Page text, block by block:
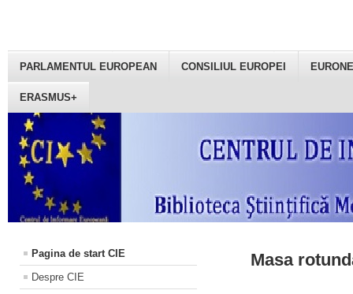
PARLAMENTUL EUROPEAN CONSILIUL EUROPEI
ERASMUS+
Pagina de start CIE
Despre CIE
Masa